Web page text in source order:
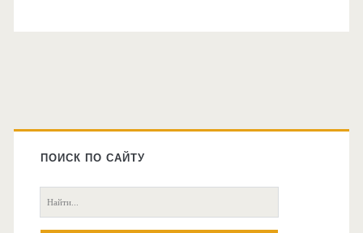
Главная
боковая
колонка
ПОИСК ПО САЙТУ
Поиск: